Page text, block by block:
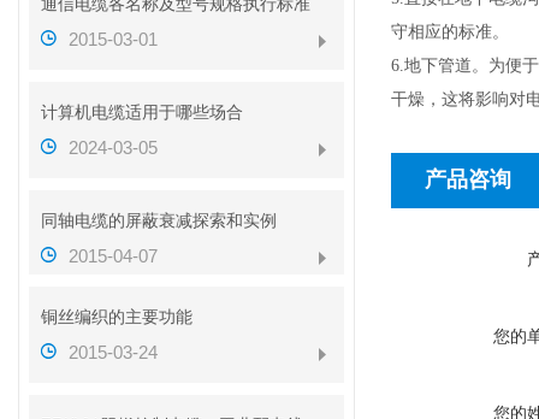
2015-03-01
计算机电缆适用于哪些场合
2024-03-05
同轴电缆的屏蔽衰减探索和实例
2015-04-07
铜丝编织的主要功能
2015-03-24
守相应的标准。
6.地下管道。为便
干燥，这将影响对
产品咨询
您的
您的